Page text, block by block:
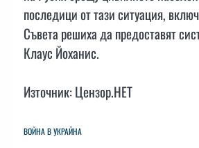
последици от тази ситуация,
Съвета решиха да предоставят
Клаус Йоханис.
Източник: Цензор.НЕТ
ВОЙНА В УКРАЙНА